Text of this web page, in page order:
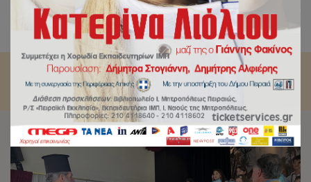
Αρχική Slideshow,Δελτία Τύπου,Εκπαιδευτήρια
τελικές πρόβες της μεγάλης φιλανθρωπικής συναυλίας ο
Σεβασμιώτατος Μητροπολίτης Πειραιώς κ. Σεραφείμ.